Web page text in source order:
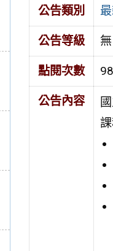
公告類別
公告等級 無
點閱次數
公告內容